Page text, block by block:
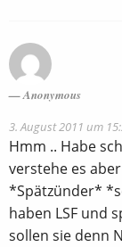
Anonymous
3. August 2011 um
Hmm .. Habe
verstehe es
*Spätzünder*
haben LSF und
sollen sie denn